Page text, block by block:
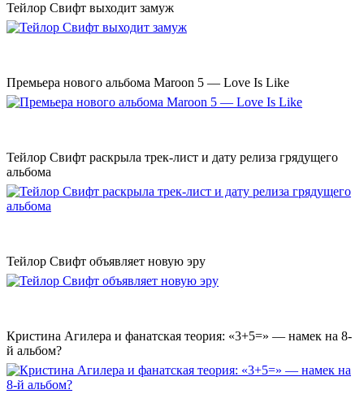
Тейлор Свифт выходит замуж
Премьера нового альбома Maroon 5 — Love Is Like
Тейлор Свифт раскрыла трек-лист и дату релиза грядущего
альбома
Тейлор Свифт объявляет новую эру
Кристина Агилера и фанатская теория: «3+5=» — намек на 8-
й альбом?